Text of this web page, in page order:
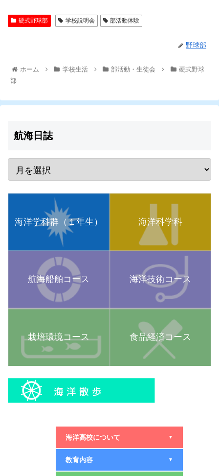
硬式野球部 学校説明会 部活動体験
野球部
ホーム 学校生活 部活動・生徒会
硬式野球
部
航海日誌
海洋学科群（１年生） 海洋科学科
航海船舶コース 海洋技術コース
栽培環境コース 食品経済コース
海洋高校について ▼
教育内容 ▼